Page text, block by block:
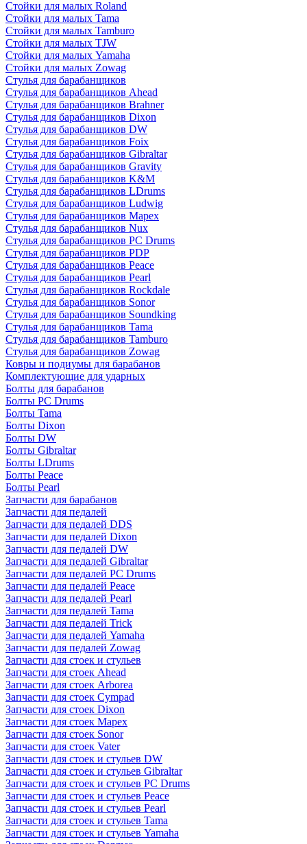
Стойки для малых Roland
Стойки для малых Tama
Стойки для малых Tamburo
Стойки для малых TJW
Стойки для малых Yamaha
Стойки для малых Zowag
Стулья для барабанщиков
Стулья для барабанщиков Ahead
Стулья для барабанщиков Brahner
Стулья для барабанщиков Dixon
Стулья для барабанщиков DW
Стулья для барабанщиков Foix
Стулья для барабанщиков Gibraltar
Стулья для барабанщиков Gravity
Стулья для барабанщиков K&M
Стулья для барабанщиков LDrums
Стулья для барабанщиков Ludwig
Стулья для барабанщиков Mapex
Стулья для барабанщиков Nux
Стулья для барабанщиков PC Drums
Стулья для барабанщиков PDP
Стулья для барабанщиков Peace
Стулья для барабанщиков Pearl
Стулья для барабанщиков Rockdale
Стулья для барабанщиков Sonor
Стулья для барабанщиков Soundking
Стулья для барабанщиков Tama
Стулья для барабанщиков Tamburo
Стулья для барабанщиков Zowag
Ковры и подиумы для барабанов
Комплектующие для ударных
Болты для барабанов
Болты PC Drums
Болты Tama
Болты Dixon
Болты DW
Болты Gibraltar
Болты LDrums
Болты Peace
Болты Pearl
Запчасти для барабанов
Запчасти для педалей
Запчасти для педалей DDS
Запчасти для педалей Dixon
Запчасти для педалей DW
Запчасти для педалей Gibraltar
Запчасти для педалей PC Drums
Запчасти для педалей Peace
Запчасти для педалей Pearl
Запчасти для педалей Tama
Запчасти для педалей Trick
Запчасти для педалей Yamaha
Запчасти для педалей Zowag
Запчасти для стоек и стульев
Запчасти для стоек Ahead
Запчасти для стоек Arborea
Запчасти для стоек Cympad
Запчасти для стоек Dixon
Запчасти для стоек Mapex
Запчасти для стоек Sonor
Запчасти для стоек Vater
Запчасти для стоек и стульев DW
Запчасти для стоек и стульев Gibraltar
Запчасти для стоек и стульев PC Drums
Запчасти для стоек и стульев Peace
Запчасти для стоек и стульев Pearl
Запчасти для стоек и стульев Tama
Запчасти для стоек и стульев Yamaha